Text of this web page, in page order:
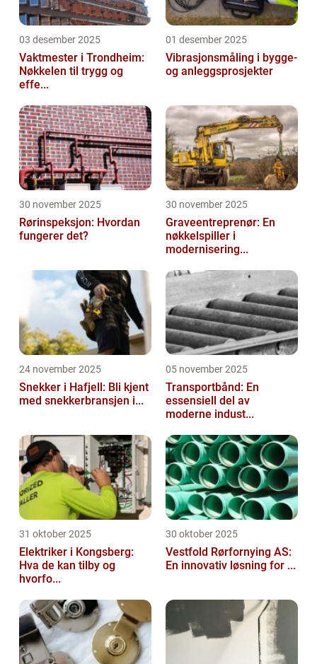
03 desember 2025
Vaktmester i Trondheim:
Nøkkelen til trygg og
effe...
01 desember 2025
Vibrasjonsmåling i bygge-
og anleggsprosjekter
30 november 2025
Rørinspeksjon: Hvordan
fungerer det?
30 november 2025
Graveentreprenør: En
nøkkelspiller i
modernisering...
24 november 2025
Snekker i Hafjell: Bli kjent
med snekkerbransjen i...
05 november 2025
Transportbånd: En
essensiell del av
moderne indust...
31 oktober 2025
Elektriker i Kongsberg:
Hva de kan tilby og
hvorfo...
30 oktober 2025
Vestfold Rørfornying AS:
En innovativ løsning for ...